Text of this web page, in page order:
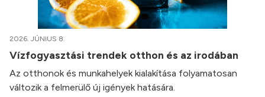
2026. JÚNIUS 8.
Vízfogyasztási trendek otthon és az irodában
Az otthonok és munkahelyek kialakítása folyamatosan
változik a felmerülő új igények hatására.